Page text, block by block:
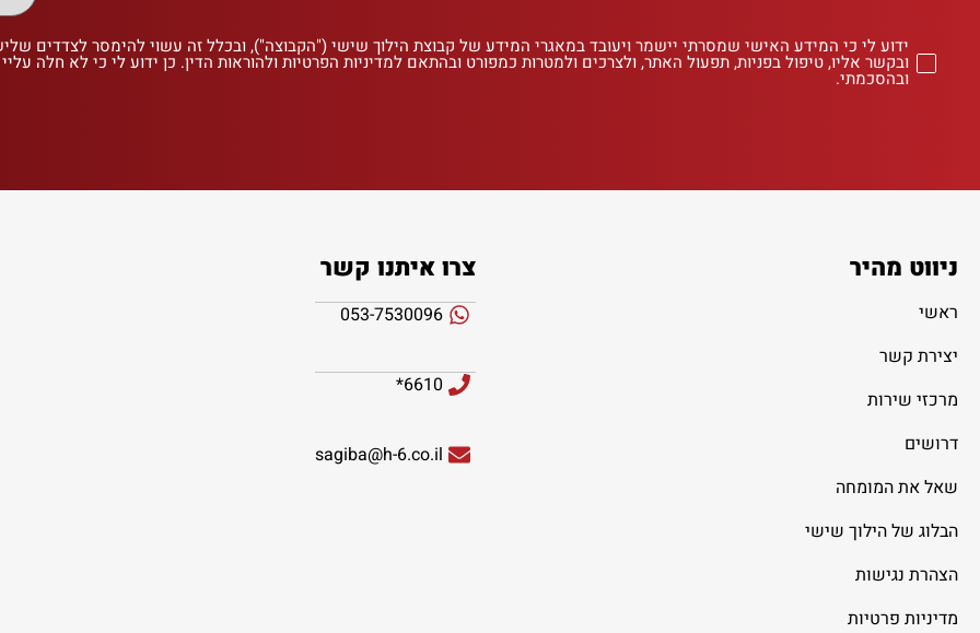
ידוע לי כי המידע האישי שמסרתי יישמר ויעובד במאגרי המידע של קבוצת הילוך שישי ("הקבוצה"), ובכלל זה עשוי להימסר לצדדים
ובקשר אליו, טיפול בפניות, תפעול האתר, ולצרכים ולמטרות כמפורט ובהתאם למדיניות הפרטיות ולהוראות הדין. כן ידוע לי כי לא חלה
ובהסכמתי.
ניווט מהיר
ראשי
יצירת קשר
מרכזי שירות
דרושים
שאל את המומחה
הבלוג של הילוך שישי
הצהרת נגישות
מדיניות פרטיות
צרו איתנו קשר
053-7530096
6610*
sagiba@h-6.co.il